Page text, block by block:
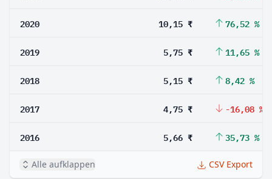
2020 10,15 ₹ 76,52 %
2019 5,75 ₹ 11,65 %
2018 5,15 ₹ 8,42 %
2017 4,75 ₹ -16,08 %
2016 5,66 ₹ 35,73 %
Alle aufklappen CSV Export